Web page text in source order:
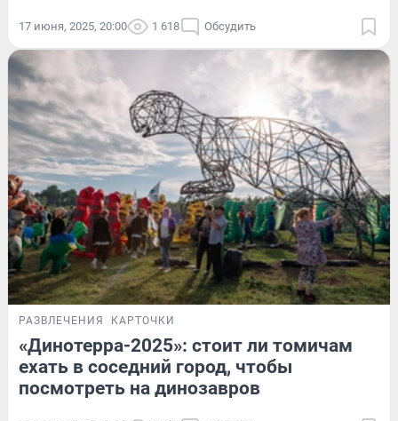
17 июня, 2025, 20:00 1 618 Обсудить
РАЗВЛЕЧЕНИЯ КАРТОЧКИ
«Динотерра-2025»: стоит ли томичам
ехать в соседний город, чтобы
посмотреть на динозавров